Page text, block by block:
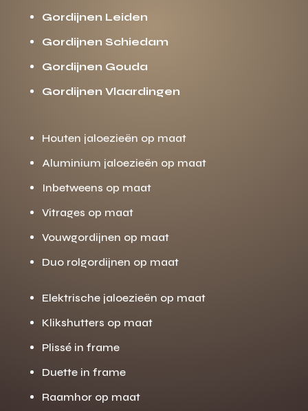
Gordijnen Leiden
Gordijnen Schiedam
Gordijnen Gouda
Gordijnen Vlaardingen
Houten jaloezieën op maat
Aluminium jaloezieën op maat
Inbetweens op maat
Vitrages op maat
Vouwgordijnen op maat
Duo rolgordijnen op maat
Elektrische jaloezieën op maat
Klikshutters op maat
Plissé in frame
Duette in frame
Raamhor op maat